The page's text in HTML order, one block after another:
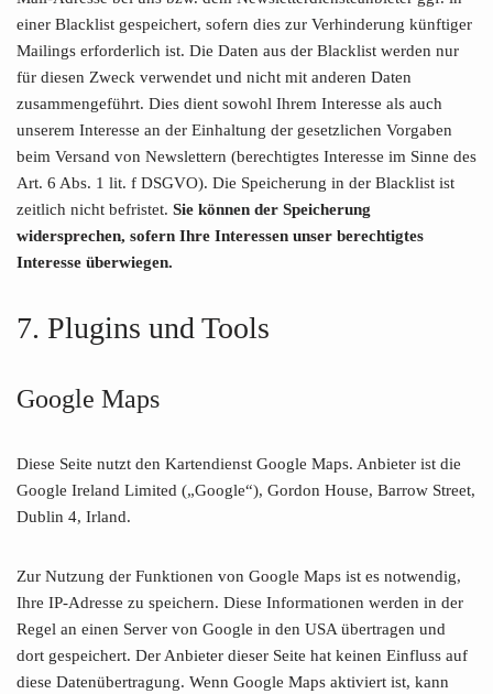
einer Blacklist gespeichert, sofern dies zur Verhinderung künftiger
Mailings erforderlich ist. Die Daten aus der Blacklist werden nur
für diesen Zweck verwendet und nicht mit anderen Daten
zusammengeführt. Dies dient sowohl Ihrem Interesse als auch
unserem Interesse an der Einhaltung der gesetzlichen Vorgaben
beim Versand von Newslettern (berechtigtes Interesse im Sinne des
Art. 6 Abs. 1 lit. f DSGVO). Die Speicherung in der Blacklist ist
zeitlich nicht befristet. Sie können der Speicherung
widersprechen, sofern Ihre Interessen unser berechtigtes
Interesse überwiegen.
7. Plugins und Tools
Google Maps
Diese Seite nutzt den Kartendienst Google Maps. Anbieter ist die
Google Ireland Limited („Google“), Gordon House, Barrow Street,
Dublin 4, Irland.
Zur Nutzung der Funktionen von Google Maps ist es notwendig,
Ihre IP-Adresse zu speichern. Diese Informationen werden in der
Regel an einen Server von Google in den USA übertragen und
dort gespeichert. Der Anbieter dieser Seite hat keinen Einfluss auf
diese Datenübertragung. Wenn Google Maps aktiviert ist, kann